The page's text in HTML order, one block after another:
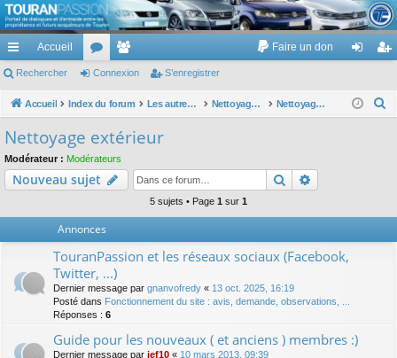
TouranPassion
Le forum des propriétaires ou futurs acquéreurs du Volkswagen Touran
cc
ès
pi
de
Accueil
or
u
e
m
Faire un don
ne nr
Rechercher Connexion S’enregistrer
Accueil Index du forum Les autres voitures et ce qui touche à la voiture Nettoyage des voitures Nettoyage extérieur
c
Nettoyage extérieur
Modérateur : Modérateurs
Nouveau sujet Rechercher
5 sujets • Page 1 sur 1
Annonces
TouranPassion et les réseaux sociaux (Facebook,
Twitter, ...)
Dernier message par gnanvofredy « 13 oct. 2025, 16:19
Posté dans Fonctionnement du site : avis, demande, observations, ...
Réponses : 6
Guide pour les nouveaux ( et anciens ) membres :)
Dernier message par jef10 « 10 mars 2013, 09:39